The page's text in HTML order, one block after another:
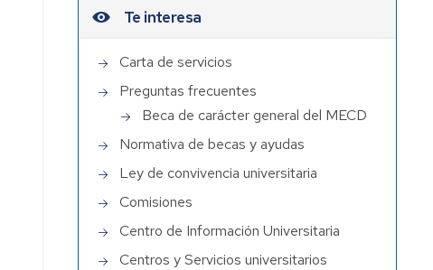
Te interesa
Carta de servicios
Preguntas frecuentes
Beca de carácter general del MECD
Normativa de becas y ayudas
Ley de convivencia universitaria
Comisiones
Centro de Información Universitaria
Centros y Servicios universitarios